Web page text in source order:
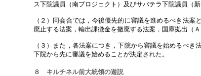
ス下院議員（南プロジェクト）及びサバテラ下院議員（
（２）同会合では，今後優先的に審議を進めるべき法
廃止する法案，輸出課徴金を撤廃する法案，国庫拠出（
（３）また，各法案につき，下院から審議を始めるべ
下院から先に審議を始めることが決定された。
８ キルチネル前大統領の遊説